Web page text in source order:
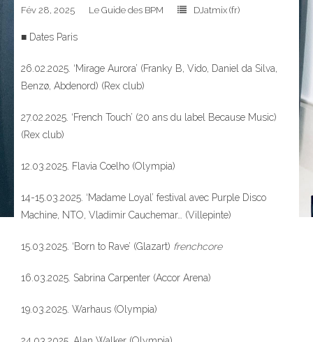
Fév 28, 2025 Le Guide des BPM DJatmix (fr)
■ Dates Paris
26.02.2025. ‘Mirage Aurora’ (Franky B, Vido, Daniel da Silva,
Benzø, Abdenord) (Rex club)
27.02.2025. ‘French Touch’ (20 ans du label Because Music)
(Rex club)
12.03.2025. Flavia Coelho (Olympia)
14-15.03.2025. ‘Madame Loyal’ festival avec Purple Disco
Machine, NTO, Vladimir Cauchemar… (Villepinte)
15.03.2025. ‘Born to Rave’ (Glazart) frenchcore
16.03.2025. Sabrina Carpenter (Accor Arena)
19.03.2025. Warhaus (Olympia)